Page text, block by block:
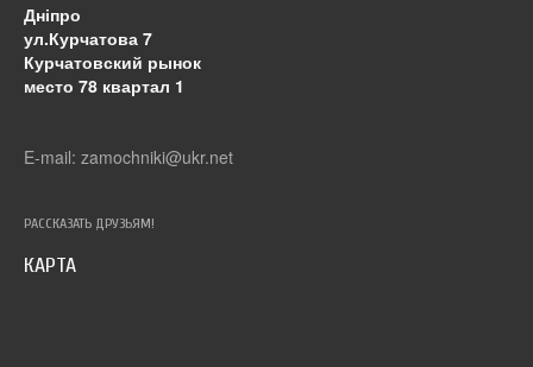
Дніпро
ул.Курчатова 7
Курчатовский рынок
место 78 квартал 1
E-mail: zamochniki@ukr.net
РАССКАЗАТЬ ДРУЗЬЯМ!
КАРТА